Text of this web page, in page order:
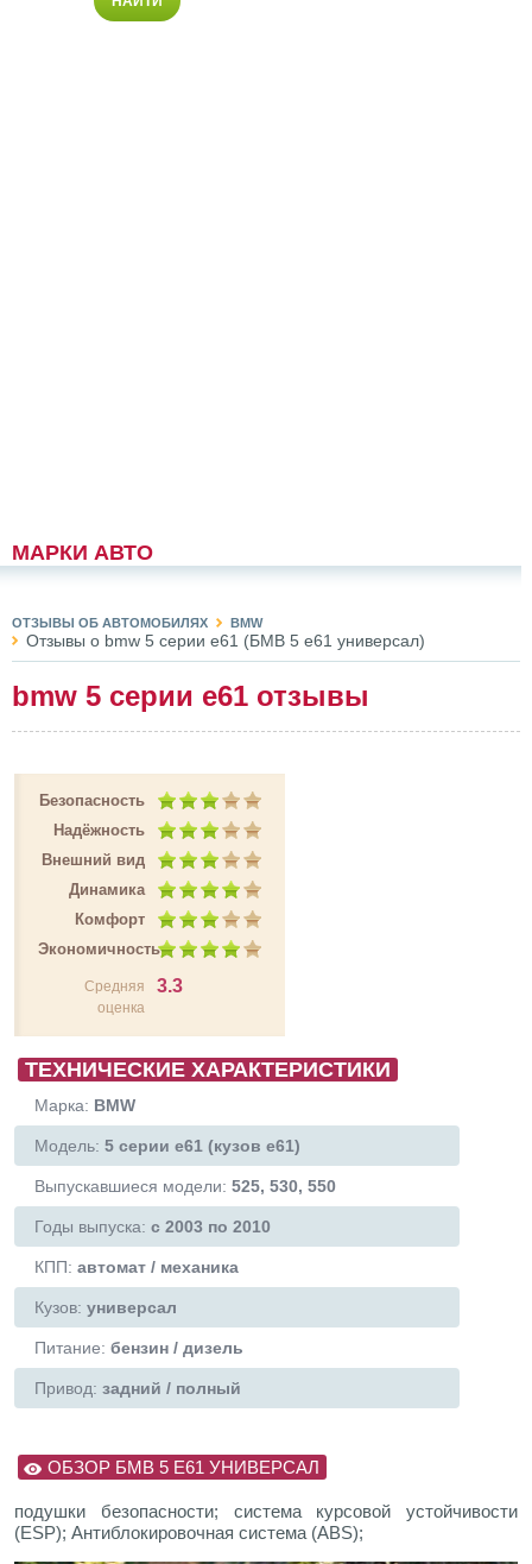
МАРКИ АВТО
ОТЗЫВЫ ОБ АВТОМОБИЛЯХ BMW
Отзывы о bmw 5 серии e61 (БМВ 5 е61 универсал)
bmw 5 серии e61 отзывы
Безопасность
Надёжность
Внешний вид
Динамика
Комфорт
Экономичность
Средняя
оценка
3.3
ТЕХНИЧЕСКИЕ ХАРАКТЕРИСТИКИ
Марка: BMW
Модель: 5 серии e61 (кузов е61)
Выпускавшиеся модели: 525, 530, 550
Годы выпуска: с 2003 по 2010
КПП: автомат / механика
Кузов: универсал
Питание: бензин / дизель
Привод: задний / полный
ОБЗОР БМВ 5 Е61 УНИВЕРСАЛ
подушки безопасности; система курсовой устойчивости
(ESP); Антиблокировочная система (ABS);